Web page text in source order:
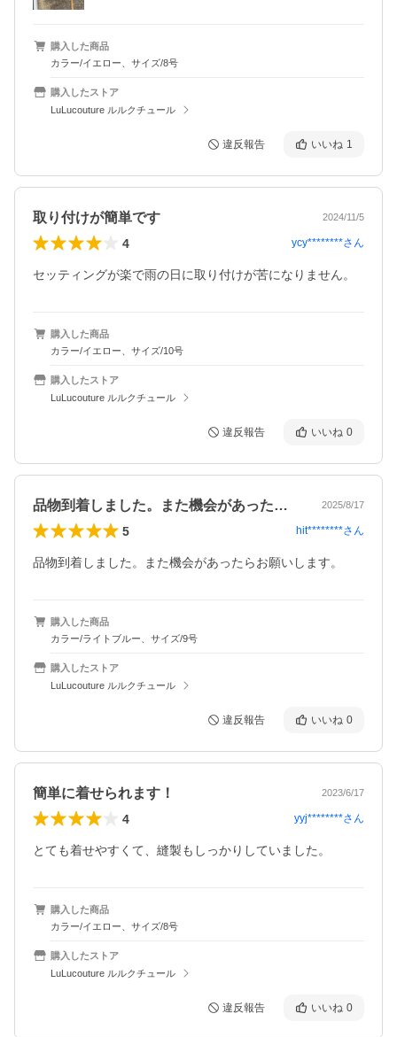
購入した商品
カラー/イエロー、サイズ/8号
購入したストア
LuLucouture ルルクチュール
違反報告 いいね 1
取り付けが簡単です 2024/11/5
4 ycy********さん
セッティングが楽で雨の日に取り付けが苦になりません。
購入した商品
カラー/イエロー、サイズ/10号
購入したストア
LuLucouture ルルクチュール
違反報告 いいね 0
品物到着しました。また機会があったらお… 2025/8/17
5 hit********さん
品物到着しました。また機会があったらお願いします。
購入した商品
カラー/ライトブルー、サイズ/9号
購入したストア
LuLucouture ルルクチュール
違反報告 いいね 0
簡単に着せられます！ 2023/6/17
4 yyj********さん
とても着せやすくて、縫製もしっかりしていました。
購入した商品
カラー/イエロー、サイズ/8号
購入したストア
LuLucouture ルルクチュール
違反報告 いいね 0